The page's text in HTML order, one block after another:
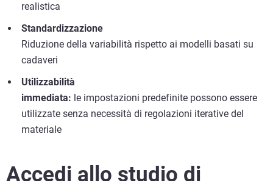
realistica
Standardizzazione
Riduzione della variabilità rispetto ai modelli basati su
cadaveri
Utilizzabilità
immediata: le impostazioni predefinite possono essere
utilizzate senza necessità di regolazioni iterative del
materiale
Accedi allo studio di